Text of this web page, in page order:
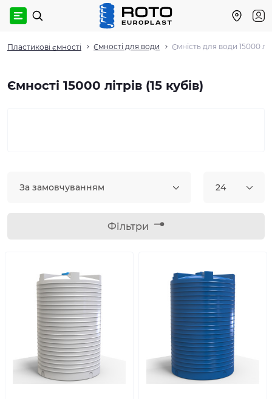
Пластикові ємності Ємності для води Ємність для води 15000
Ємності 15000 літрів (15 кубів)
За замовчуванням 24
Фільтри